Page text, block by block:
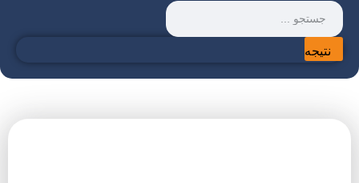
نتیجه